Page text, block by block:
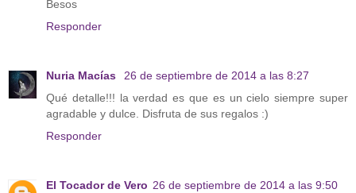
Besos
Responder
Nuria Macías
26 de septiembre de 2014 a las 8:27
Qué detalle!!! la verdad es que es un cielo siempre super
agradable y dulce. Disfruta de sus regalos :)
Responder
El Tocador de Vero 26 de septiembre de 2014 a las 9:50